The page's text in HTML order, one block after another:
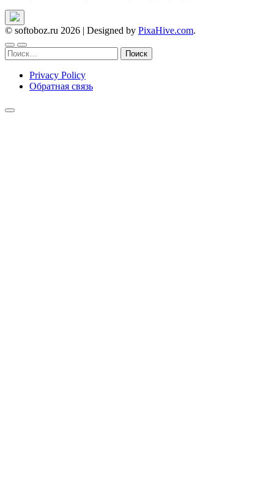
© softoboz.ru 2026 | Designed by PixaHive.com.
Найти:
Privacy Policy
Обратная связь